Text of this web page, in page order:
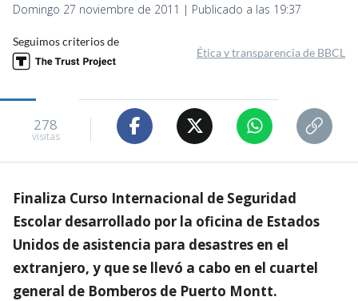
Domingo 27 noviembre de 2011 | Publicado a las 19:37
Seguimos criterios de
Ética y transparencia de BBCL
278
visitas
Finaliza Curso Internacional de Seguridad
Escolar desarrollado por la oficina de Estados
Unidos de asistencia para desastres en el
extranjero, y que se llevó a cabo en el cuartel
general de Bomberos de Puerto Montt.